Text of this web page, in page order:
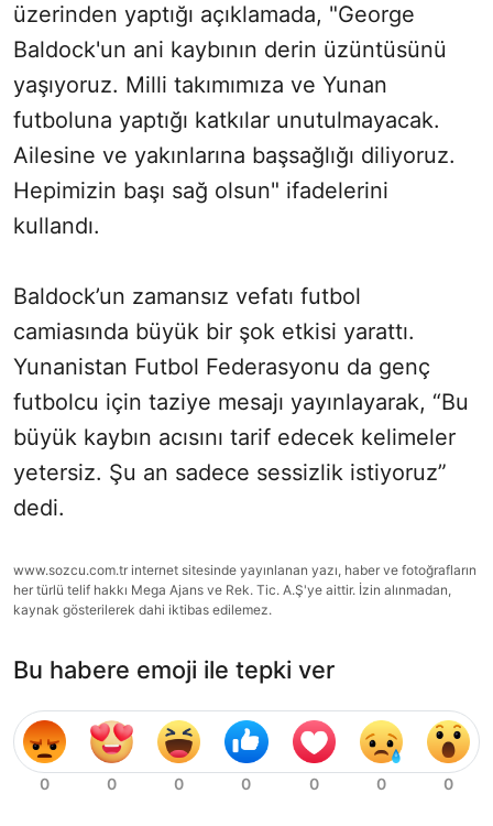
üzerinden yaptığı açıklamada, "George
Baldock'un ani kaybının derin üzüntüsünü
yaşıyoruz. Milli takımımıza ve Yunan
futboluna yaptığı katkılar unutulmayacak.
Ailesine ve yakınlarına başsağlığı diliyoruz.
Hepimizin başı sağ olsun" ifadelerini
kullandı.
Baldock’un zamansız vefatı futbol
camiasında büyük bir şok etkisi yarattı.
Yunanistan Futbol Federasyonu da genç
futbolcu için taziye mesajı yayınlayarak, “Bu
büyük kaybın acısını tarif edecek kelimeler
yetersiz. Şu an sadece sessizlik istiyoruz”
dedi.
www.sozcu.com.tr internet sitesinde yayınlanan yazı, haber ve fotoğrafların
her türlü telif hakkı Mega Ajans ve Rek. Tic. A.Ş'ye aittir. İzin alınmadan,
kaynak gösterilerek dahi iktibas edilemez.
Bu habere emoji ile tepki ver